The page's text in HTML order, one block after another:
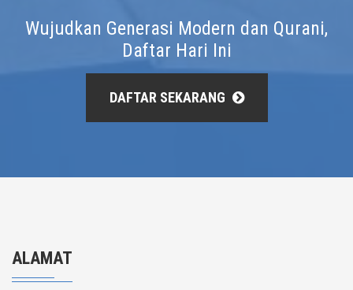
Wujudkan Generasi Modern dan Qurani,
Daftar Hari Ini
DAFTAR SEKARANG
ALAMAT